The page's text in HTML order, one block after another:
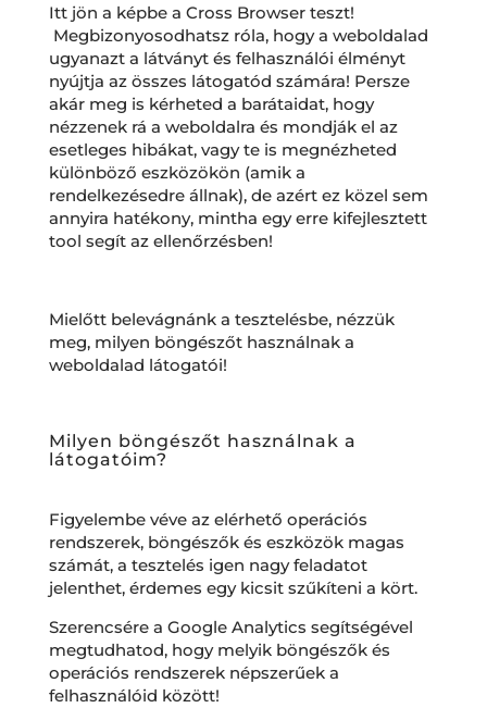
Itt jön a képbe a Cross Browser teszt!
Megbizonyosodhatsz róla, hogy a weboldalad
ugyanazt a látványt és felhasználói élményt
nyújtja az összes látogatód számára! Persze
akár meg is kérheted a barátaidat, hogy
nézzenek rá a weboldalra és mondják el az
esetleges hibákat, vagy te is megnézheted
különböző eszközökön (amik a
rendelkezésedre állnak), de azért ez közel sem
annyira hatékony, mintha egy erre kifejlesztett
tool segít az ellenőrzésben!
Mielőtt belevágnánk a tesztelésbe, nézzük
meg, milyen böngészőt használnak a
weboldalad látogatói!
Milyen böngészőt használnak a
látogatóim?
Figyelembe véve az elérhető operációs
rendszerek, böngészők és eszközök magas
számát, a tesztelés igen nagy feladatot
jelenthet, érdemes egy kicsit szűkíteni a kört.
Szerencsére a Google Analytics segítségével
megtudhatod, hogy melyik böngészők és
operációs rendszerek népszerűek a
felhasználóid között!